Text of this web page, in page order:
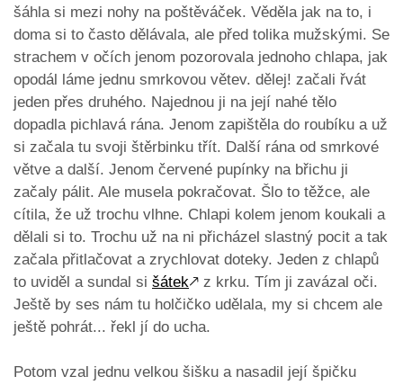
šáhla si mezi nohy na poštěváček. Věděla jak na to, i
doma si to často dělávala, ale před tolika mužskými. Se
strachem v očích jenom pozorovala jednoho chlapa, jak
opodál láme jednu smrkovou větev. dělej! začali řvát
jeden přes druhého. Najednou ji na její nahé tělo
dopadla pichlavá rána. Jenom zapištěla do roubíku a už
si začala tu svoji štěrbinku třít. Další rána od smrkové
větve a další. Jenom červené pupínky na břichu ji
začaly pálit. Ale musela pokračovat. Šlo to těžce, ale
cítila, že už trochu vlhne. Chlapi kolem jenom koukali a
dělali si to. Trochu už na ni přicházel slastný pocit a tak
začala přitlačovat a zrychlovat doteky. Jeden z chlapů
to uviděl a sundal si šátek🡕 z krku. Tím ji zavázal oči.
Ještě by ses nám tu holčičko udělala, my si chcem ale
ještě pohrát... řekl jí do ucha.
Potom vzal jednu velkou šišku a nasadil její špičku